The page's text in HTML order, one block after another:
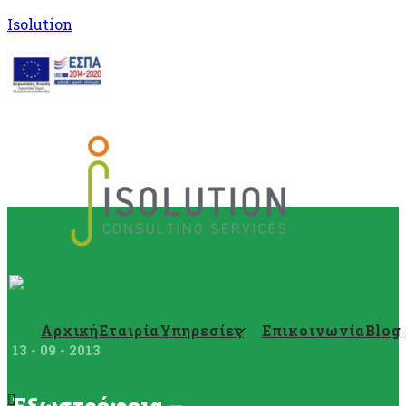
Isolution
ΑρχικήΕταιρίαΥπηρεσίες ΕπικοινωνίαBlog
13 - 09 - 2013